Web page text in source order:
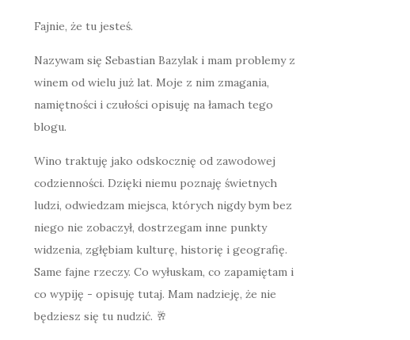
Fajnie, że tu jesteś.
Nazywam się Sebastian Bazylak i mam problemy z
winem od wielu już lat. Moje z nim zmagania,
namiętności i czułości opisuję na łamach tego
blogu.
Wino traktuję jako odskocznię od zawodowej
codzienności. Dzięki niemu poznaję świetnych
ludzi, odwiedzam miejsca, których nigdy bym bez
niego nie zobaczył, dostrzegam inne punkty
widzenia, zgłębiam kulturę, historię i geografię.
Same fajne rzeczy. Co wyłuskam, co zapamiętam i
co wypiję - opisuję tutaj. Mam nadzieję, że nie
będziesz się tu nudzić. 🥂